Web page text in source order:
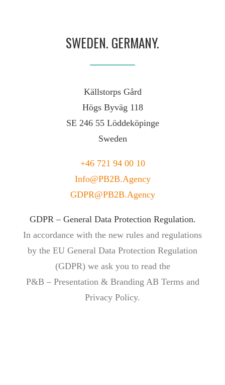
SWEDEN. GERMANY.
Källstorps Gård
Högs Byväg 118
SE 246 55 Löddeköpinge
Sweden
+46 721 94 00 10
Info@PB2B.Agency
GDPR@PB2B.Agency
GDPR – General Data Protection Regulation.
In accordance with the new rules and regulations
by the EU General Data Protection Regulation
(GDPR) we ask you to read the
P&B – Presentation & Branding AB Terms and
Privacy Policy.